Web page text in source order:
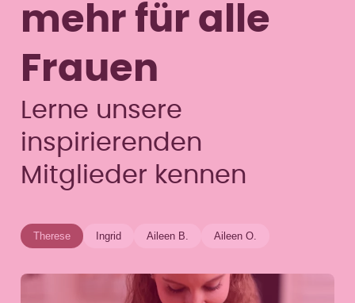
mehr für alle
Frauen
Lerne unsere
inspirierenden
Mitglieder kennen
Therese Ingrid Aileen B. Aileen O.